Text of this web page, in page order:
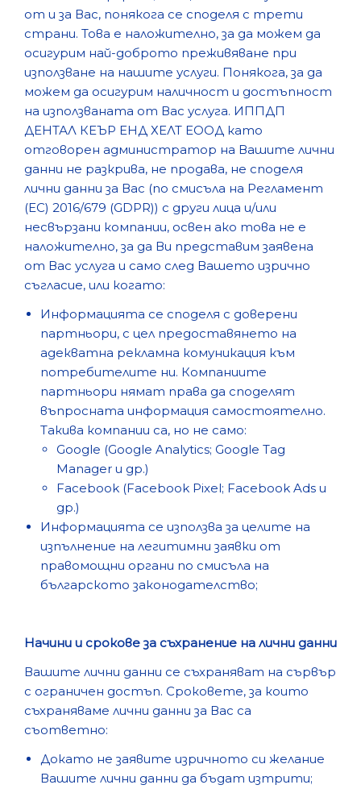
от и за Вас, понякога се споделя с трети
страни. Това е наложително, за да можем да
осигурим най-доброто преживяване при
използване на нашите услуги. Понякога, за да
можем да осигурим наличност и достъпност
на използваната от Вас услуга. ИППДП
ДЕНТАЛ КЕЪР ЕНД ХЕЛТ ЕООД като
отговорен администратор на Вашите лични
данни не разкрива, не продава, не споделя
лични данни за Вас (по смисъла на Регламент
(ЕС) 2016/679 (GDPR)) с други лица и/или
несвързани компании, освен ако това не е
наложително, за да Ви представим заявена
от Вас услуга и само след Вашето изрично
съгласие, или когато:
Информацията се споделя с доверени
партньори, с цел предоставянето на
адекватна рекламна комуникация към
потребителите ни. Компаниите
партньори нямат права да споделят
въпросната информация самостоятелно.
Такива компании са, но не само:
Google (Google Analytics; Google Tag
Manager и др.)
Facebook (Facebook Pixel; Facebook Ads и
др.)
Информацията се използва за целите на
изпълнение на легитимни заявки от
правомощни органи по смисъла на
българското законодателство;
Начини и срокове за съхранение на лични данни
Вашите лични данни се съхраняват на сървър
с ограничен достъп. Сроковете, за които
съхраняваме лични данни за Вас са
съответно:
Докато не заявите изричното си желание
Вашите лични данни да бъдат изтрити;